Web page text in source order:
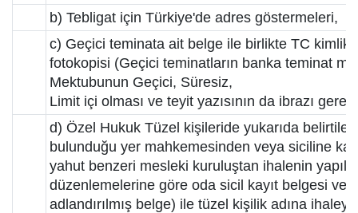
b) Tebligat için Türkiye'de adres göstermeleri,
c) Geçici teminata ait belge ile birlikte TC kimlik
fotokopisi (Geçici teminatların banka teminat
Mektubunun Geçici, Süresiz,
Limit içi olması ve teyit yazısının da ibrazı
d) Özel Hukuk Tüzel kişileride yukarıda
bulunduğu yer mahkemesinden veya siciline
yahut benzeri mesleki kuruluştan ihalenin
düzenlemelerine göre oda sicil kayıt belgesi ve
adlandırılmış belge) ile tüzel kişilik adına